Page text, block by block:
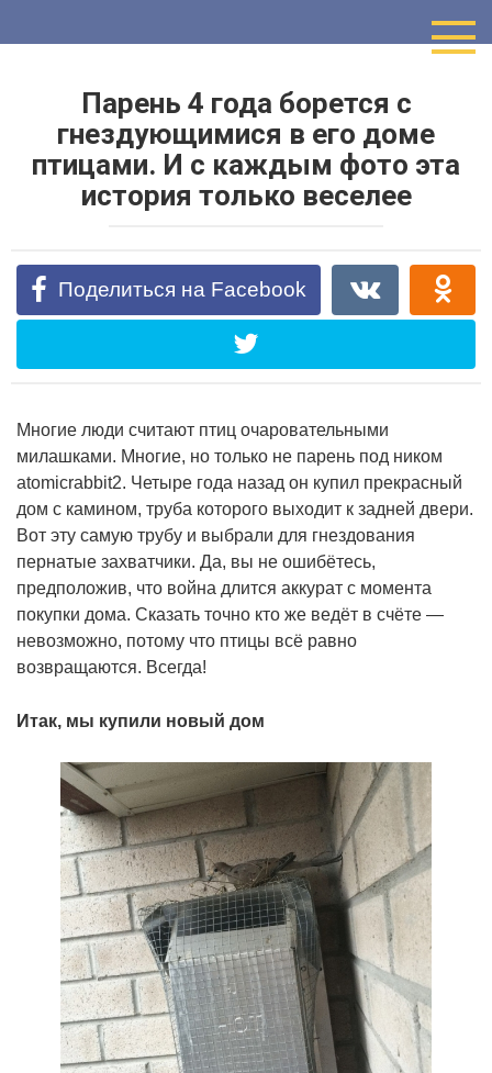
Парень 4 года борется с
гнездующимися в его доме
птицами. И с каждым фото эта
история только веселее
Поделиться на Facebook
Многие люди считают птиц очаровательными
милашками. Многие, но только не парень под ником
atomicrabbit2. Четыре года назад он купил прекрасный
дом с камином, труба которого выходит к задней двери.
Вот эту самую трубу и выбрали для гнездования
пернатые захватчики. Да, вы не ошибётесь,
предположив, что война длится аккурат с момента
покупки дома. Сказать точно кто же ведёт в счёте —
невозможно, потому что птицы всё равно
возвращаются. Всегда!
Итак, мы купили новый дом